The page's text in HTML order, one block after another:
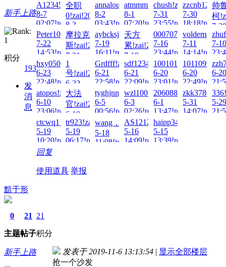
新手上路
积分
193
发
消
息
A123456...!zai!2026-
8-7
02:07!read!
全职
0!zai!2026-
8-2
09:40!read!
annalou666888!zai!2026-
8-2
03:43!read!
atmmm!zai!2026-
8-1
07:20!read!
chush!zai!2026-
7-31
23:55!read!
7-30
18:18!read!
帅
柯
7-30
Peter100713!zai!2026-
7-22
14:53!read!
摩拉克
斯!zai!2026-
7-21
13:40!read!
aybcksj!zai!2026-
7-19
16:11!read!
天方
累!zai!2026-
7-19
03:21!read!
7-16
23:44!read!
7-11
14:14!read!
7-10
hxy050923!zai!2026-
6-23
22:48!read!
1
号!zai!2026-
6-22
20:33!read!
Grdfff!zai!2026-
6-21
22:58!read!
sdf123456.!zai!2026-
6-21
22:09!read!
1001011..!zai!2026-
6-20
23:01!read!
6-20
22:49!read!
6-20
atopos!zai!2026-
6-10
23:06!read!
大法
官!zai!2026-
6-10
20:48!read!
tyghjnnj!zai!2026-
6-5
00:56!read!
wzl100!zai!2026-
6-3
02:26!read!
206088894!zai!2026-
6-1
13:47!read!
5-31
14:07!read!
5-29
ctcwq1!zai!2026-
5-19
10:20!read!
tr923!zai!2026-
5-19
06:17!read!
wang，!zai!2026-
5-18
11:08!read!
AS1212!zai!2026-
5-16
14:09!read!
haipp3461!zai!2026-
5-15
13:39!read!
回复
使用道具 举报
黯于形
0
主题
21
帖子
21
积分
新手上路 发表于 2019-11-6 13:13:54 | 显示全部楼层
抢一个沙发